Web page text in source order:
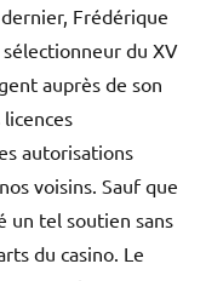
Frédérique
du XV
auprès de son
autorisations
voisins. Sauf que
un tel soutien sans
du casino. Le